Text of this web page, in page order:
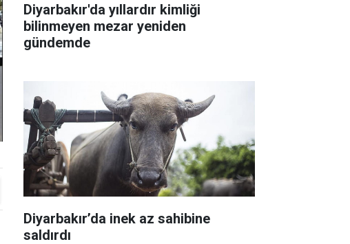
Diyarbakır'da yıllardır kimliği
bilinmeyen mezar yeniden
gündemde
Diyarbakır’da inek az sahibine
saldırdı